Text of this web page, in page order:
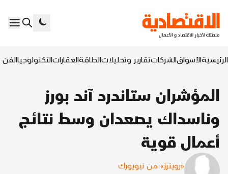
الرئيسيةالأسواقالشركاتتقارير وتحليلاتالطاقةالعقاراتالتكنولوجياالفن
المؤشران ستاندرد آند بورز
وناسداك يصعدان وسط نتائج
أعمال قوية
«رويترز» من نيويورك